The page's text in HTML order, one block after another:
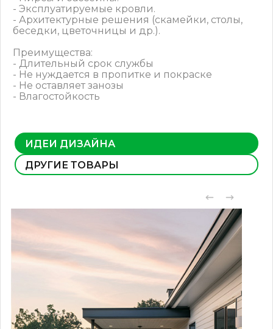
- Эксплуатируемые кровли.
- Архитектурные решения (скамейки, столы,
беседки, цветочницы и др.).
Преимущества:
- Длительный срок службы
- Не нуждается в пропитке и покраске
- Не оставляет занозы
- Влагостойкость
ИДЕИ ДИЗАЙНА
ДРУГИЕ ТОВАРЫ